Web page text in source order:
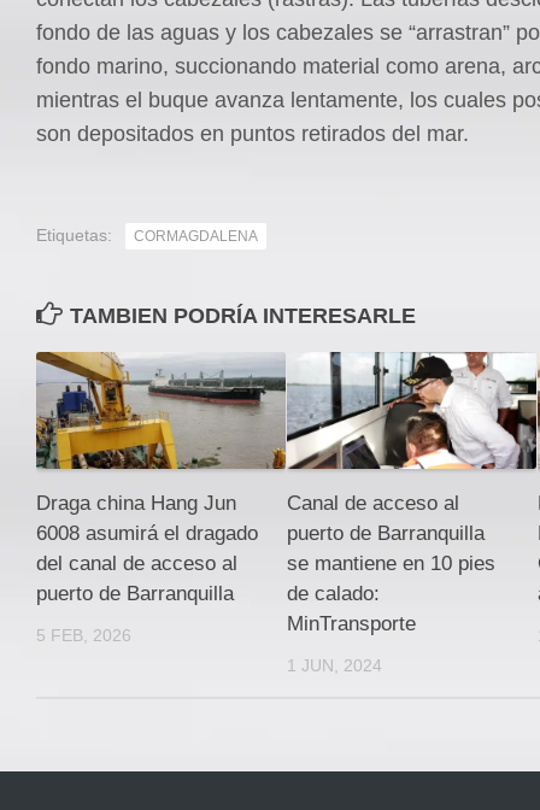
fondo de las aguas y los cabezales se “arrastran”
fondo marino, succionando material como arena,
mientras el buque avanza lentamente, los cuales
son depositados en puntos retirados del mar.
Etiquetas: CORMAGDALENA
TAMBIEN PODRÍA INTERESARLE
Draga china Hang Jun
6008 asumirá el dragado
del canal de acceso al
puerto de Barranquilla
5 FEB, 2026
Canal de acceso al
puerto de Barranquilla
se mantiene en 10 pies
de calado:
MinTransporte
1 JUN, 2024